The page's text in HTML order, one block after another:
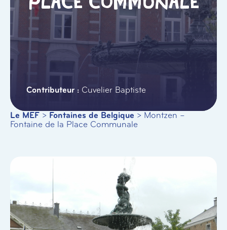
Cuvelier Baptiste
Le MEF > Fontaines de Belgique > Montzen –
Fontaine de la Place Communale